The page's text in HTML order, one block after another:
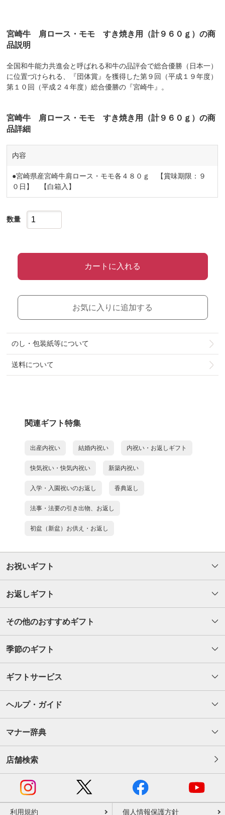
宮崎牛 肩ロース・モモ すき焼き用（計９６０ｇ）の商
品説明
全国和牛能力共進会と呼ばれる和牛の品評会で総合優勝（日本一）
に位置づけられる、『団体賞』を獲得した第９回（平成１９年度）
第１０回（平成２４年度）総合優勝の『宮崎牛』。
宮崎牛 肩ロース・モモ すき焼き用（計９６０ｇ）の商
品詳細
内容
●宮崎県産宮崎牛肩ロース・モモ各４８０ｇ 【賞味期限：９
０日】 【白箱入】
数量
カートに入れる
お気に入りに追加する
のし・包装紙等について
送料について
関連ギフト特集
出産内祝い 結婚内祝い 内祝い・お返しギフト
快気祝い・快気内祝い 新築内祝い
入学・入園祝いのお返し 香典返し
法事・法要の引き出物、お返し
初盆（新盆）お供え・お返し
お祝いギフト
お返しギフト
その他のおすすめギフト
季節のギフト
ギフトサービス
ヘルプ・ガイド
マナー辞典
店舗検索
利用規約 個人情報保護方針